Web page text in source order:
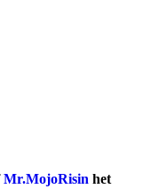
Mr.MojoRisin het